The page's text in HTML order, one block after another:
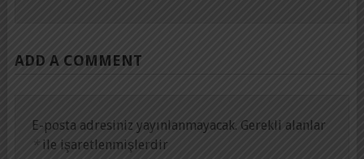
ADD A COMMENT
E-posta adresiniz yayınlanmayacak. Gerekli alanlar
* ile işaretlenmişlerdir